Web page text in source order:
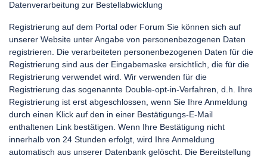
Datenverarbeitung zur Bestellabwicklung
Registrierung auf dem Portal oder Forum Sie können sich auf
unserer Website unter Angabe von personenbezogenen Daten
registrieren. Die verarbeiteten personenbezogenen Daten für die
Registrierung sind aus der Eingabemaske ersichtlich, die für die
Registrierung verwendet wird. Wir verwenden für die
Registrierung das sogenannte Double-opt-in-Verfahren, d.h. Ihre
Registrierung ist erst abgeschlossen, wenn Sie Ihre Anmeldung
durch einen Klick auf den in einer Bestätigungs-E-Mail
enthaltenen Link bestätigen. Wenn Ihre Bestätigung nicht
innerhalb von 24 Stunden erfolgt, wird Ihre Anmeldung
automatisch aus unserer Datenbank gelöscht. Die Bereitstellung